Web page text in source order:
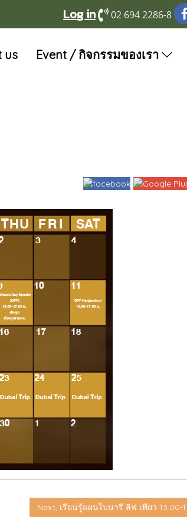
Log in 02 694 2286-8
us Event / กิจกรรมของเรา
Next, เรียนรู้แผนไบนารี ลิฟ เพียว 13.00-